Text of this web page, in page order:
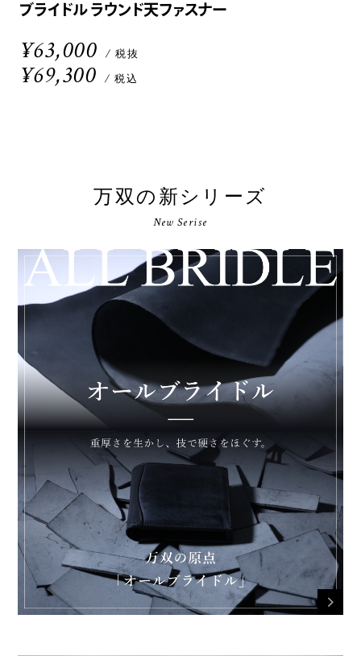
ブライドル ラウンド天ファスナー
¥63,000 / 税抜
¥69,300 / 税込
万双の新シリーズ
New Serise